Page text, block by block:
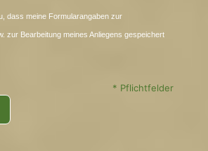
dass meine Formularangaben zur
zur Bearbeitung meines Anliegens gespeichert
* Pflichtfelder